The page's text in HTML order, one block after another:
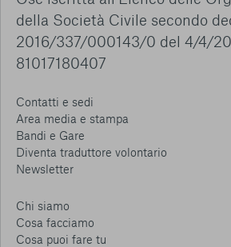
della Società Civile secondo
2016/337/000143/0 del 4/4/
81017180407
Contatti e sedi
Area media e stampa
Bandi e Gare
Diventa traduttore volontario
Newsletter
Chi siamo
Cosa facciamo
Cosa puoi fare tu